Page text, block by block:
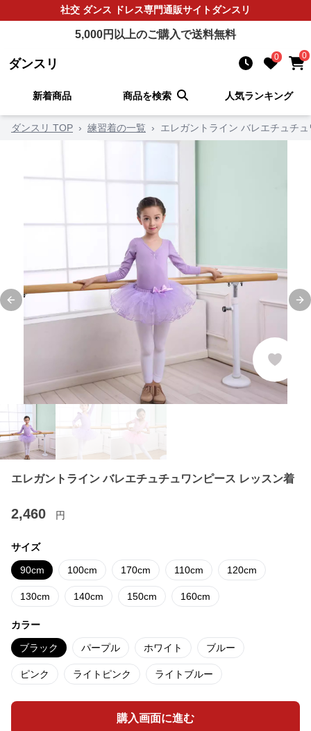
社交 ダンス ドレス専門通販サイトダンスリ
5,000円以上のご購入で送料無料
ダンスリ 0 0
新着商品 商品を検索 人気ランキング
ダンスリ TOP › 練習着の一覧 › エレガントライン バレエチュチ
Previous slide
エレガントライン バレエチュチュワンピース レッスン着
2,460 円
サイズ
90cm 100cm 170cm 110cm 120cm
130cm 140cm 150cm 160cm
カラー
ブラック パープル ホワイト ブルー
ピンク ライトピンク ライトブルー
購入画面に進む